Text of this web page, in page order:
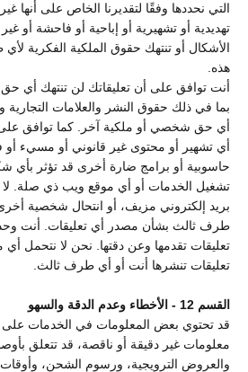
التي نحددها وفقًا لتقديرنا الخاص على أنها
تهديدية أو تشهيرية أو إباحية أو فاحشة أو
الأشكال أو تنتهك حقوق الملكية الفكرية
هذه.
أنت توافق على أن تعليقاتك لن تنتهك
بما في ذلك حقوق النشر والعلامات
أي حق شخصي أو ملكية آخر. كما توافق على
أي تشهير أو محتوى غير قانوني أو مسيء
حاسوبية أو برامج ضارة أخرى قد تؤثر
تشغيل الخدمات أو أي موقع ويب ذي صلة. لا
بريد إلكتروني مزيف، أو انتحال شخصية
طرف ثالث بشأن مصدر أي تعليقات. أنت
تعليقات تقدمها وعن دقتها. نحن لا نتحمل أي
تعليقات تنشرها أنت أو أي طرف ثالث.
القسم 12 - الأخطاء وعدم الدقة والسهو
قد تحتوي بعض المعلومات في الخدمات على
معلومات غير دقيقة أو ناقصة، قد تتعلق
والعروض الترويجية، ورسوم الشحن، وأوقات